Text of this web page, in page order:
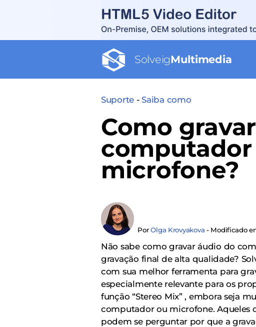
SolveigMultimedia
Suporte -Saiba como
Como
computador
microfone?
PorOlga Krovyakova - Modificado
Não sabe como gravar áudio do
gravação final de alta qualidade?
com sua melhor ferramenta para
especialmente relevante para os
função “Stereo Mix” , embora seja
computador ou microfone. Aqueles
podem se perguntar por que a